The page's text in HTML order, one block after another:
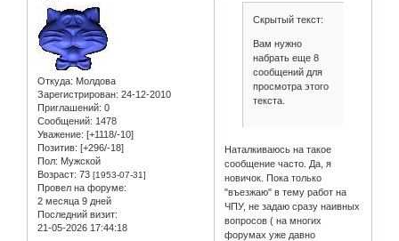
Откуда: Молдова
Зарегистрирован: 24-12-2010
Приглашений: 0
Сообщений: 1478
Уважение: [+1118/-10]
Позитив: [+296/-18]
Пол: Мужской
Возраст: 73 [1953-07-31]
Провел на форуме:
2 месяца 9 дней
Последний визит:
21-05-2026 17:44:18
Скрытый текст:
Вам нужно
набрать еще 8
сообщений для
просмотра этого
текста.
Наталкиваюсь на такое
сообщение часто. Да, я
новичок. Пока только
"въезжаю" в тему работ на
ЧПУ, не задаю сразу наивных
вопросов ( на многих
форумах уже давно